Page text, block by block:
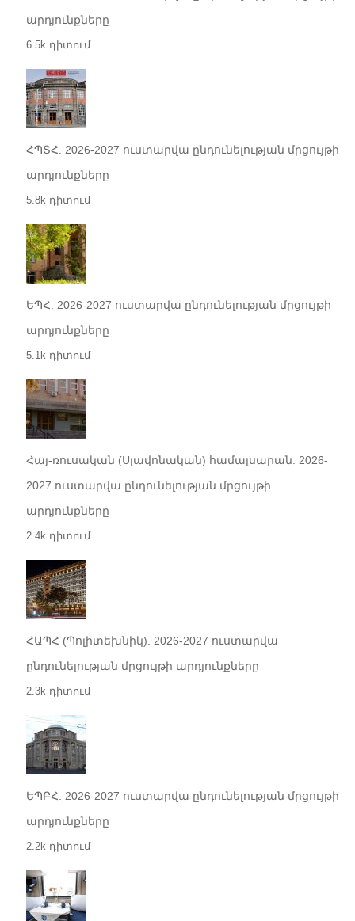
արդյունքները
6.5k դիտում
ՀՊՏՀ. 2026-2027 ուստարվա ընդունելության մրցույթի
արդյունքները
5.8k դիտում
ԵՊՀ. 2026-2027 ուստարվա ընդունելության մրցույթի
արդյունքները
5.1k դիտում
Հայ-ռուսական (Սլավոնական) համալսարան. 2026-
2027 ուստարվա ընդունելության մրցույթի
արդյունքները
2.4k դիտում
ՀԱՊՀ (Պոլիտեխնիկ). 2026-2027 ուստարվա
ընդունելության մրցույթի արդյունքները
2.3k դիտում
ԵՊԲՀ. 2026-2027 ուստարվա ընդունելության մրցույթի
արդյունքները
2.2k դիտում